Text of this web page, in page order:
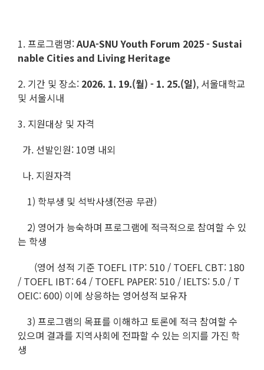
1. 프로그램명:AUA-SNU Youth Forum 2025 - Sustai
nable Cities and Living Heritage
2. 기간 및 장소: 2026. 1. 19.(월) - 1. 25.(일), 서울대학교
및 서울시내
3. 지원대상 및 자격
가. 선발인원: 10명 내외
나. 지원자격
1) 학부생 및 석박사생(전공 무관)
2) 영어가 능숙하며 프로그램에 적극적으로 참여할 수 있
는 학생
(영어 성적 기준 TOEFL ITP: 510 / TOEFL CBT: 180
/ TOEFL IBT: 64 / TOEFL PAPER: 510 / IELTS: 5.0 / T
OEIC: 600) 이에 상응하는 영어성적 보유자
3) 프로그램의 목표를 이해하고 토론에 적극 참여할 수
있으며 결과를 지역사회에 전파할 수 있는 의지를 가진 학
생